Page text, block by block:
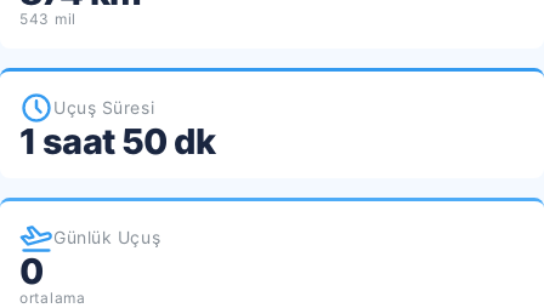
543 mil
Uçuş Süresi
1 saat 50 dk
Günlük Uçuş
0
ortalama